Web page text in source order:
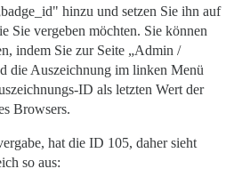
hinzu und setzen Sie ihn auf
Sie vergeben möchten. Sie können
indem Sie zur Seite „Admin /
die Auszeichnung im linken Menü
ID als letzten Wert der
Browsers.
hat die ID 105, daher sieht
so aus: